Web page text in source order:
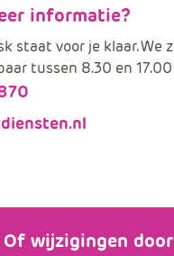
informatie?
staat voor je klaar. We
tussen 8.30 en
wijzigingen